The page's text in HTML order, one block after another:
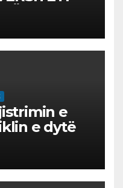
PËR
DHE
e
e dytë
за